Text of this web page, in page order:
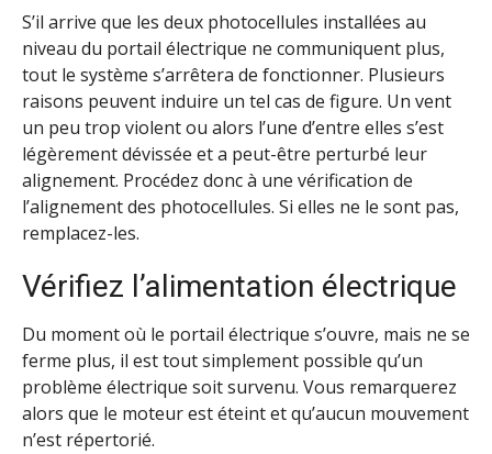
S’il arrive que les deux photocellules installées au
niveau du portail électrique ne communiquent plus,
tout le système s’arrêtera de fonctionner. Plusieurs
raisons peuvent induire un tel cas de figure. Un vent
un peu trop violent ou alors l’une d’entre elles s’est
légèrement dévissée et a peut-être perturbé leur
alignement. Procédez donc à une vérification de
l’alignement des photocellules. Si elles ne le sont pas,
remplacez-les.
Vérifiez l’alimentation électrique
Du moment où le portail électrique s’ouvre, mais ne se
ferme plus, il est tout simplement possible qu’un
problème électrique soit survenu. Vous remarquerez
alors que le moteur est éteint et qu’aucun mouvement
n’est répertorié.